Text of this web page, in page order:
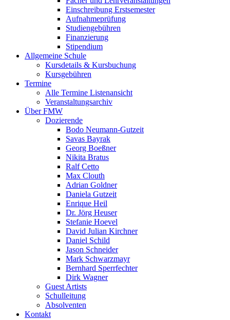
Einschreibung Erstsemester
Aufnahmeprüfung
Studiengebühren
Finanzierung
Stipendium
Allgemeine Schule
Kursdetails & Kursbuchung
Kursgebühren
Termine
Alle Termine Listenansicht
Veranstaltungsarchiv
Über FMW
Dozierende
Bodo Neumann-Gutzeit
Savas Bayrak
Georg Boeßner
Nikita Bratus
Ralf Cetto
Max Clouth
Adrian Goldner
Daniela Gutzeit
Enrique Heil
Dr. Jörg Heuser
Stefanie Hoevel
David Julian Kirchner
Daniel Schild
Jason Schneider
Mark Schwarzmayr
Bernhard Sperrfechter
Dirk Wagner
Guest Artists
Schulleitung
Absolventen
Kontakt